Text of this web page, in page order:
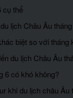
cụ thể
lịch Châu Âu
biệt so với tháng
du lịch Châu Âu
6 có khó không?
khi du lịch châu Âu